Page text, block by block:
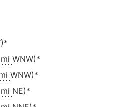
WNW)*
WNW)*
NE)*